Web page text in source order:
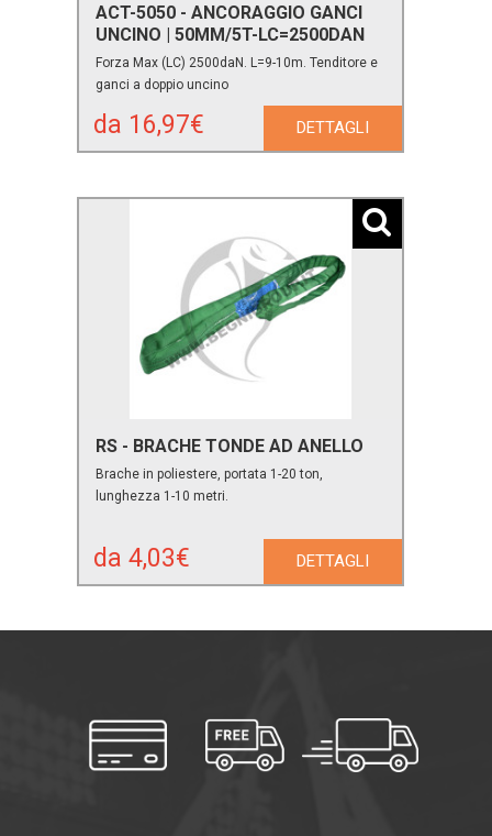
ACT-5050 - ANCORAGGIO GANCI
UNCINO | 50MM/5T-LC=2500DAN
Forza Max (LC) 2500daN. L=9-10m. Tenditore e
ganci a doppio uncino
da 16,97€ DETTAGLI
RS - BRACHE TONDE AD ANELLO
Brache in poliestere, portata 1-20 ton,
lunghezza 1-10 metri.
da 4,03€ DETTAGLI